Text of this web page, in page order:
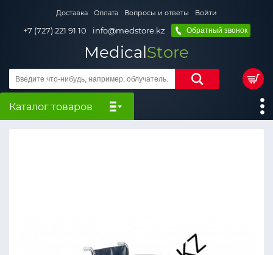
Доставка Оплата Вопросы и ответы Войти
+7 (727) 221 91 10 info@medstore.kz Обратный звонок
MedicalStore
Каталог товаров